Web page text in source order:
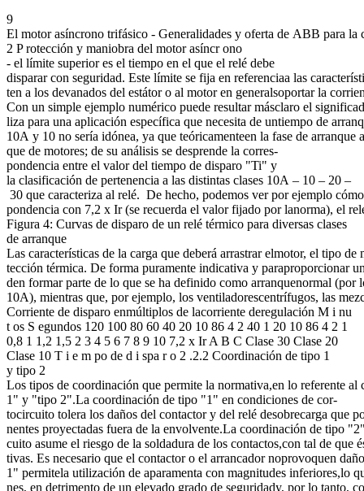
9
El motor asíncrono trifásico - Generalidades y oferta de ABB para la
2 P rotección y maniobra del motor asíncr ono
- el límite superior es el tiempo en el que el relé debe
disparar con seguridad. Este límite se fija en referenciaa las
ten a los devanados del estátor o al motor en generalsoportar la
Con un simple ejemplo numérico puede resultar másclaro el
liza para una aplicación específica que necesita de untiempo de
10A y 10 no sería idónea, ya que teóricamenteen la fase de
que de motores; de su análisis se desprende la corres-
pondencia entre el valor del tiempo de disparo "Ti" y
la clasificación de pertenencia a las distintas clases 10A – 10 – 20 –
30 que caracteriza al relé. De hecho, podemos ver por ejemplo
pondencia con 7,2 x Ir (se recuerda el valor fijado por lanorma), el
Figura 4: Curvas de disparo de un relé térmico para diversas clases
de arranque
Las características de la carga que deberá arrastrar elmotor, el tipo
tección térmica. De forma puramente indicativa y paraproporcionar
den formar parte de lo que se ha definido como arranquenormal (por
10A), mientras que, por ejemplo, los ventiladorescentrífugos, las
Corriente de disparo enmúltiplos de lacorriente deregulación M i nu
t os S egundos 120 100 80 60 40 20 10 86 4 2 40 1 20 10 86 4 2 1
0,8 1 1,2 1,5 2 3 4 5 6 7 8 9 10 7,2 x Ir A B C Clase 30 Clase 20
Clase 10 T i e m po de d i spa r o 2 .2.2 Coordinación de tipo 1
y tipo 2
Los tipos de coordinación que permite la normativa,en lo referente
1" y "tipo 2".La coordinación de tipo "1" en condiciones de cor-
tocircuito tolera los daños del contactor y del relé desobrecarga que
nentes proyectadas fuera de la envolvente.La coordinación de tipo
cuito asume el riesgo de la soldadura de los contactos,con tal de
tivas. Es necesario que el contactor o el arrancador noprovoquen
1" permitela utilización de aparamenta con magnitudes inferiores,lo
nes, en detrimento de un elevado grado de seguridady, por lo tanto,